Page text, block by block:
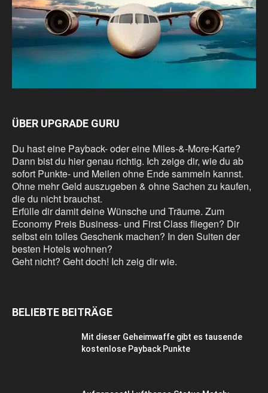
ÜBER UPGRADE GURU
Du hast eine Payback- oder eine Miles-&-More-Karte?
Dann bist du hier genau richtig. Ich zeige dir, wie du ab
sofort Punkte- und Meilen ohne Ende sammeln kannst.
Ohne mehr Geld auszugeben & ohne Sachen zu kaufen,
die du nicht brauchst.
Erfülle dir damit deine Wünsche und Träume. Zum
Economy Preis Business- und First Class fliegen? Dir
selbst ein tolles Geschenk machen? In den Suiten der
besten Hotels wohnen?
Geht nicht? Geht doch! Ich zeig dir wie.
BELIEBTE BEITRÄGE
Mit dieser Geheimwaffe gibt es tausende
kostenlose Payback Punkte